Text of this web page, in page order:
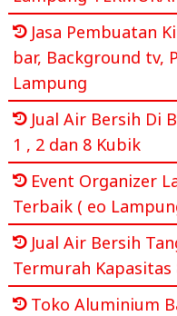
Jasa Pembuatan
bar, Background tv,
Lampung
Jual Air Bersih Di
1 , 2 dan 8 Kubik
Event Organizer
Terbaik ( eo
Jual Air Bersih
Termurah Kapasitas
Toko Aluminium